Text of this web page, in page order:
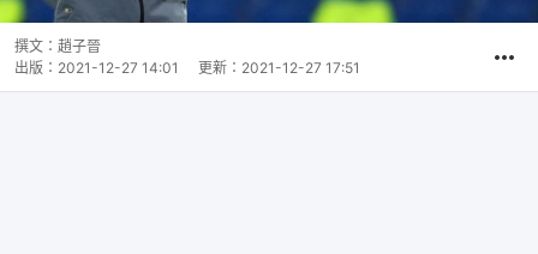
撰文： 趙子晉
出版： 2021-12-27 14:01 更新： 2021-12-27 17:51